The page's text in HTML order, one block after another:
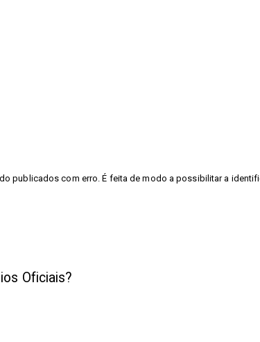
publicados com erro. É feita de modo a possibilitar a
Oficiais?